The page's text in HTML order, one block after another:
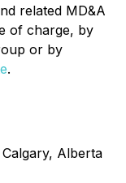
related MD&A
of charge, by
or by
.
Alberta